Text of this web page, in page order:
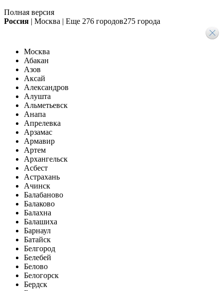
Полная версия
Россия | Москва | Еще 276 городов275 города
Москва
Абакан
Азов
Аксай
Александров
Алушта
Альметьевск
Анапа
Апрелевка
Арзамас
Армавир
Артем
Архангельск
Асбест
Астрахань
Ачинск
Балабаново
Балаково
Балахна
Балашиха
Барнаул
Батайск
Белгород
Белебей
Белово
Белогорск
Бердск